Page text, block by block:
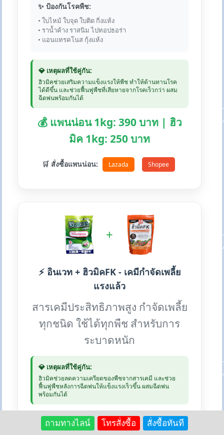
✨ ป้องกันโรคพืช:
• ใบไหม้ ใบจุด ใบติด กิ่งแห้ง
• ราน้ำค้าง ราสนิม ไปทอปธอร่า
• แอนแทรคโนส กุ้งแห้ง
💎 เหตุผลที่ใช้คู่กัน:
ฮิวมิคช่วยเสริมความแข็งแรงให้พืช ทำให้ต้านทานโรค
ได้ดีขึ้น และช่วยฟื้นฟูพืชที่เสียหายจากโรคเร็วกว่า ผสม
ฉีดพ่นพร้อมกันได้
💰 แพนน่อน 1kg: 390 บาท | ฮิว
มิค 1kg: 250 บาท
🛒 สั่งซื้อแพนน่อน: Lazada Shopee
+
⚡ อินเวท + ฮิวมิคFK - เคมีกำจัดเพลี้ย
แรงแล้ว
สารเคมีประสิทธิภาพสูง กำจัดเพลี้ย
ทุกชนิด ใช้ได้ทุกพืช สำหรับการ
ระบาดหนัก
💎 เหตุผลที่ใช้คู่กัน:
ฮิวมิคช่วยลดความเครียดของพืชจากสารเคมี และช่วย
ฟื้นฟูพืชหลังการฉีดพ่นให้แข็งแรงเร็วขึ้น ผสมฉีดพ่น
พร้อมกันได้
💰 อินเวท: 250 บาท | ฮิวมิค 1kg:
ถามทางไลน์ โทรสั่งซื้อ สั่งซื้อทันที